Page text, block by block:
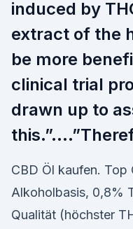
induced by
extract of the
be more
clinical trial
drawn up to
CBD Öl kaufen.
Alkoholbasis, 0,8%
Qualität (höchster